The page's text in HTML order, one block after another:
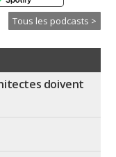
Tous les podcasts >
doivent